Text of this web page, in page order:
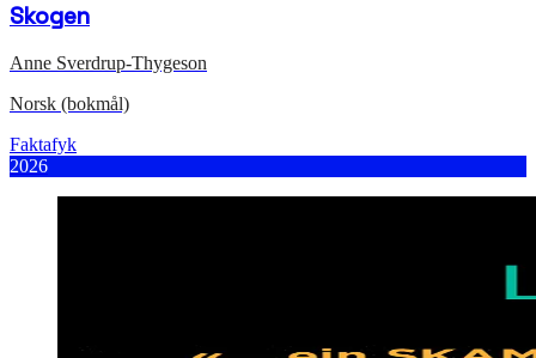
Skogen
Anne Sverdrup-Thygeson
Norsk (bokmål)
Faktafyk
2026